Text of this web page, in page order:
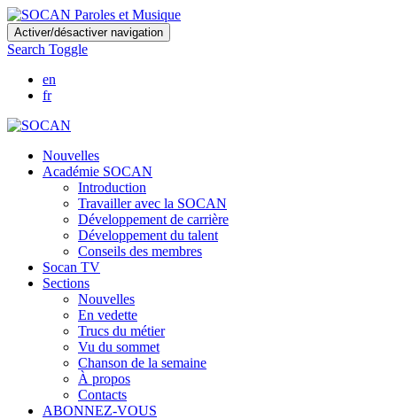
Skip
to
main
content
Activer/désactiver navigation
Search Toggle
en
fr
Nouvelles
Académie SOCAN
Introduction
Travailler avec la SOCAN
Développement de carrière
Développement du talent
Conseils des membres
Socan TV
Sections
Nouvelles
En vedette
Trucs du métier
Vu du sommet
Chanson de la semaine
À propos
Contacts
ABONNEZ-VOUS